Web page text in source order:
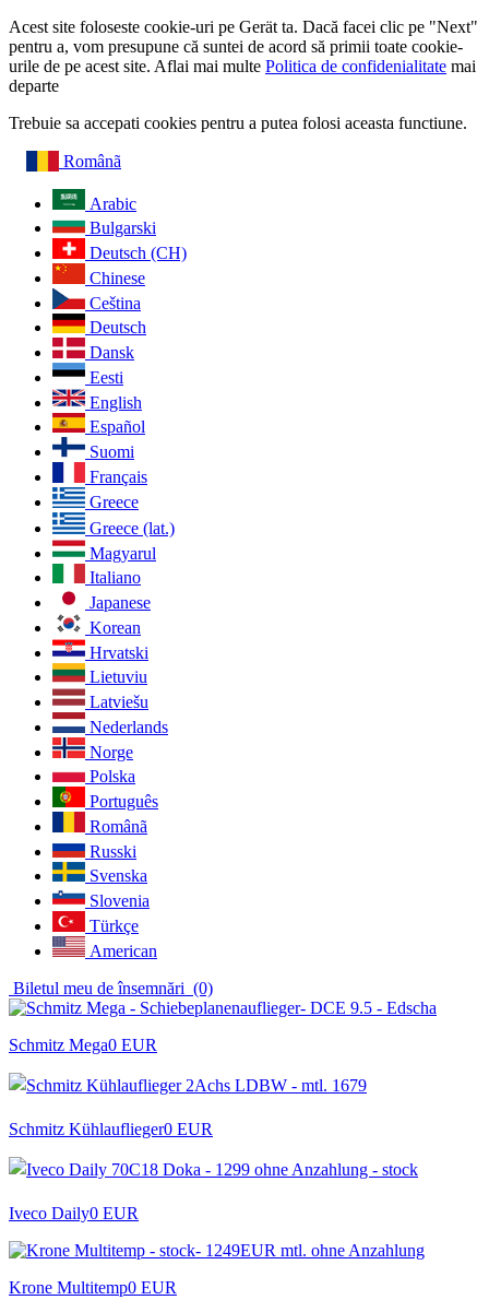
Acest site foloseste cookie-uri pe Gerät ta. Dacă facei clic pe "Next"
pentru a, vom presupune că suntei de acord să primii toate cookie-
urile de pe acest site. Aflai mai multe Politica de confidenialitate mai
departe
Trebuie sa accepati cookies pentru a putea folosi aceasta functiune.
Românã
Arabic
Bulgarski
Deutsch (CH)
Chinese
Ceština
Deutsch
Dansk
Eesti
English
Español
Suomi
Français
Greece
Greece (lat.)
Magyarul
Italiano
Japanese
Korean
Hrvatski
Lietuviu
Latviešu
Nederlands
Norge
Polska
Português
Românã
Russki
Svenska
Slovenia
Türkçe
American
Biletul meu de însemnări (0)
Schmitz Mega0 EUR
Schmitz Kühlauflieger0 EUR
Iveco Daily0 EUR
Krone Multitemp0 EUR